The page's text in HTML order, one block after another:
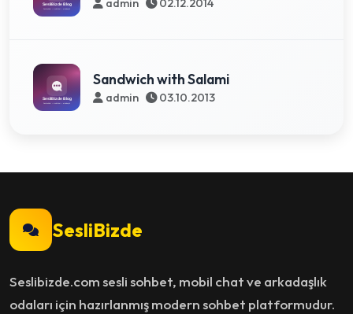
admin 02.12.2014
Sandwich with Salami
admin 03.10.2013
SesliBizde
Seslibizde.com sesli sohbet, mobil chat ve arkadaşlık
odaları için hazırlanmış modern sohbet platformudur.